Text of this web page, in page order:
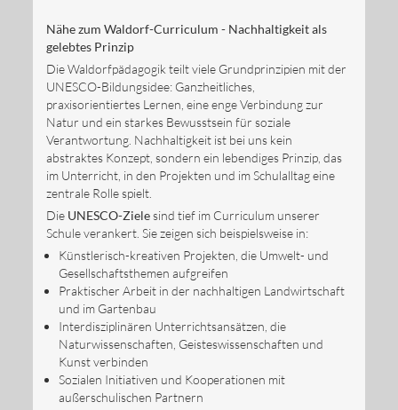
Nähe zum Waldorf-Curriculum - Nachhaltigkeit als
gelebtes Prinzip
Die Waldorfpädagogik teilt viele Grundprinzipien mit der
UNESCO-Bildungsidee: Ganzheitliches,
praxisorientiertes Lernen, eine enge Verbindung zur
Natur und ein starkes Bewusstsein für soziale
Verantwortung. Nachhaltigkeit ist bei uns kein
abstraktes Konzept, sondern ein lebendiges Prinzip, das
im Unterricht, in den Projekten und im Schulalltag eine
zentrale Rolle spielt.
Die UNESCO-Zielesind tief im Curriculum unserer
Schule verankert. Sie zeigen sich beispielsweise in:
Künstlerisch-kreativen Projekten, die Umwelt- und
Gesellschaftsthemen aufgreifen
Praktischer Arbeit in der nachhaltigen Landwirtschaft
und im Gartenbau
Interdisziplinären Unterrichtsansätzen, die
Naturwissenschaften, Geisteswissenschaften und
Kunst verbinden
Sozialen Initiativen und Kooperationen mit
außerschulischen Partnern